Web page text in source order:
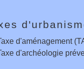
d'aménagement
d'archéologie